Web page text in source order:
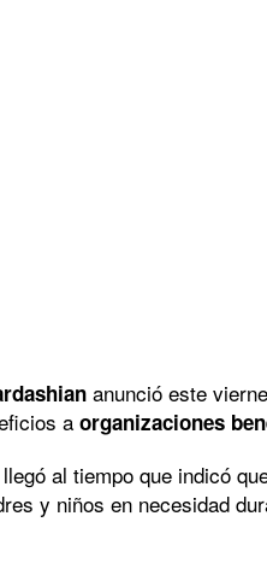
anunció este
a organizaciones
al tiempo que indicó
y niños en necesidad